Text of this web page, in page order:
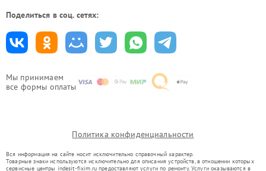
Мы принимаем
все формы оплаты
Поделиться в соц. сетях:
Политика конфиденциальности
Вся информация на сайте носит исключительно справочный характер.
Товарные знаки используются исключительно для описания устройств, в отношении которых
сервисные центры indesit-fixim.ru предоставляют услуги по ремонту. Услуги оказываются в